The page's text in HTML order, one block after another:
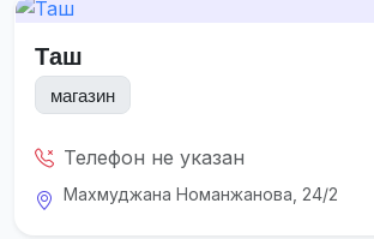
Таш
магазин
Телефон не указан
Махмуджана Номанжанова, 24/2